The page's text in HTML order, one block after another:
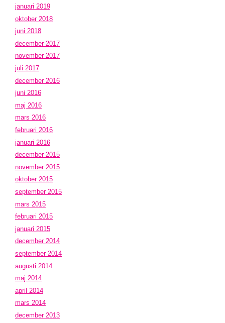
januari 2019
oktober 2018
juni 2018
december 2017
november 2017
juli 2017
december 2016
juni 2016
maj 2016
mars 2016
februari 2016
januari 2016
december 2015
november 2015
oktober 2015
september 2015
mars 2015
februari 2015
januari 2015
december 2014
september 2014
augusti 2014
maj 2014
april 2014
mars 2014
december 2013